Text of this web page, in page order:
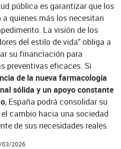
pública es garantizar que los
quienes más los necesitan
La visión de los
del estilo de vida" obliga a
su financiación para
preventivas eficaces. Si
de la nueva farmacología
sólida y un apoyo constante
, España podrá consolidar su
cambio hacia una sociedad
de sus necesidades reales.
03/2026